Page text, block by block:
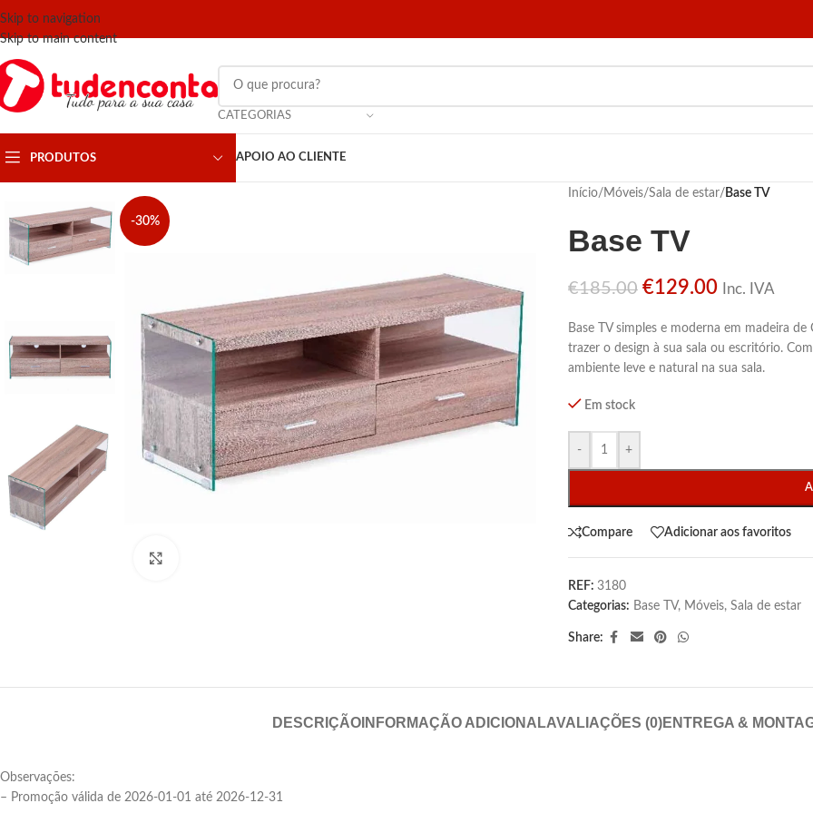
Skip to navigation
Skip to main content
CATEGORIAS
PRODUTOS APOIO AO CLIENTE
-30%
Início/ Móveis/Sala de estar/ Base TV
Base TV
€185.00 €129.00 Inc. IVA
Base TV simples e moderna em madeira
trazer o design à sua sala ou escritório.
ambiente leve e natural na sua sala.
Em stock
- +
Compare Adicionar aos favoritos
REF: 3180
Categorias: Base TV, Móveis, Sala de estar
Share:
DESCRIÇÃOINFORMAÇÃO ADICIONALAVALIAÇÕES (0)ENTREGA &
Observações:
– Promoção válida de 2026-01-01 até 2026-12-31